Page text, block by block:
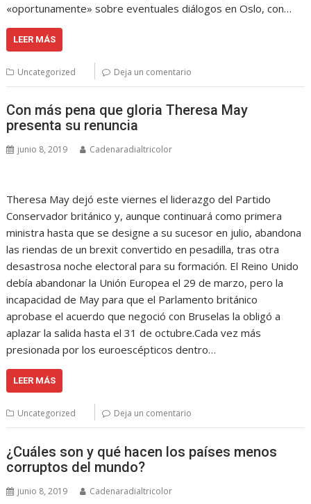
«oportunamente» sobre eventuales diálogos en Oslo, con…
LEER MÁS
Uncategorized Deja un comentario
Con más pena que gloria Theresa May
presenta su renuncia
junio 8, 2019 Cadenaradialtricolor
Theresa May dejó este viernes el liderazgo del Partido
Conservador británico y, aunque continuará como primera
ministra hasta que se designe a su sucesor en julio, abandona
las riendas de un brexit convertido en pesadilla, tras otra
desastrosa noche electoral para su formación. El Reino Unido
debía abandonar la Unión Europea el 29 de marzo, pero la
incapacidad de May para que el Parlamento británico
aprobase el acuerdo que negoció con Bruselas la obligó a
aplazar la salida hasta el 31 de octubre.Cada vez más
presionada por los euroescépticos dentro…
LEER MÁS
Uncategorized Deja un comentario
¿Cuáles son y qué hacen los países menos
corruptos del mundo?
junio 8, 2019 Cadenaradialtricolor